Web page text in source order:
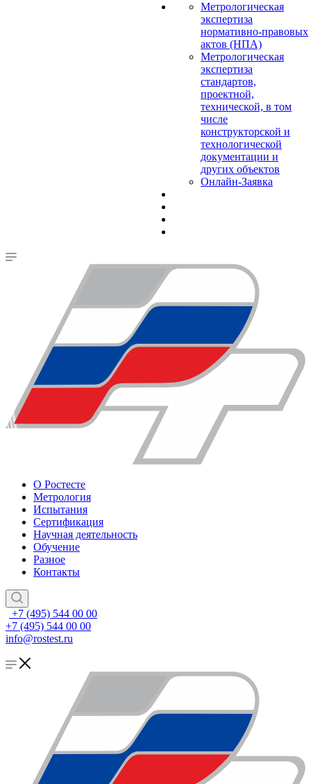
Метрологическая
экспертиза
нормативно-правовых
актов (НПА)
Метрологическая
экспертиза
стандартов,
проектной,
технической, в том
числе
конструкторской и
технологической
документации и
других объектов
Онлайн-Заявка
О Ростесте
Метрология
Испытания
Сертификация
Научная деятельность
Обучение
Разное
Контакты
+7 (495) 544 00 00
+7 (495) 544 00 00
info@rostest.ru